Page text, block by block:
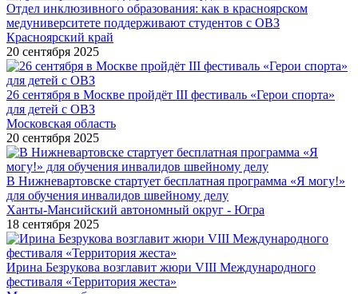
Отдел инклюзивного образования: как в красноярском
медуниверситете поддерживают студентов с ОВЗ
Красноярский край
20 сентября 2025
26 сентября в Москве пройдёт III фестиваль «Герои спорта»
для детей с ОВЗ
Московская область
20 сентября 2025
В Нижневартовске стартует бесплатная программа «Я могу!»
для обучения инвалидов швейному делу
Ханты-Мансийский автономный округ - Югра
18 сентября 2025
Ирина Безрукова возглавит жюри VIII Международного
фестиваля «Территория жеста»